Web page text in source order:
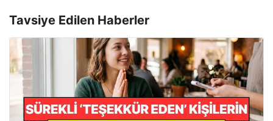
Tavsiye Edilen Haberler